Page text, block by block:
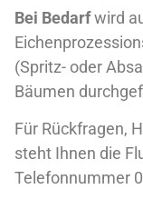
Bei Bedarfwird
(Spritz- oder
Bäumen
Für Rückfragen,
steht Ihnen die
Telefonnummer